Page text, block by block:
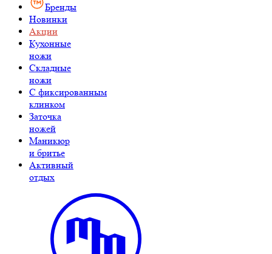
Бренды
Новинки
Акции
Кухонные
ножи
Складные
ножи
C фиксированным
клинком
Заточка
ножей
Маникюр
и бритье
Активный
отдых